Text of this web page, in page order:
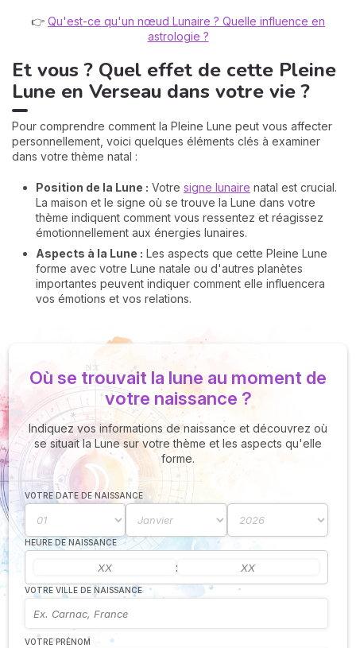
👉 Qu'est-ce qu'un nœud Lunaire ? Quelle influence en
astrologie ?
Et vous ? Quel effet de cette Pleine
Lune en Verseau dans votre vie ?
Pour comprendre comment la Pleine Lune peut vous affecter
personnellement, voici quelques éléments clés à examiner
dans votre thème natal :
Position de la Lune : Votre signe lunaire natal est crucial.
La maison et le signe où se trouve la Lune dans votre
thème indiquent comment vous ressentez et réagissez
émotionnellement aux énergies lunaires.
Aspects à la Lune : Les aspects que cette Pleine Lune
forme avec votre Lune natale ou d'autres planètes
importantes peuvent indiquer comment elle influencera
vos émotions et vos relations.
Où se trouvait la lune au moment de
votre naissance ?
Indiquez vos informations de naissance et découvrez où
se situait la Lune sur votre thème et les aspects qu'elle
forme.
VOTRE DATE DE NAISSANCE
HEURE DE NAISSANCE
:
VOTRE VILLE DE NAISSANCE
VOTRE PRÉNOM